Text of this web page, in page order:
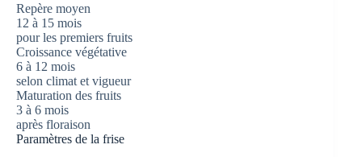
Repère moyen
12 à 15 mois
pour les premiers fruits
Croissance végétative
6 à 12 mois
selon climat et vigueur
Maturation des fruits
3 à 6 mois
après floraison
Paramètres de la frise